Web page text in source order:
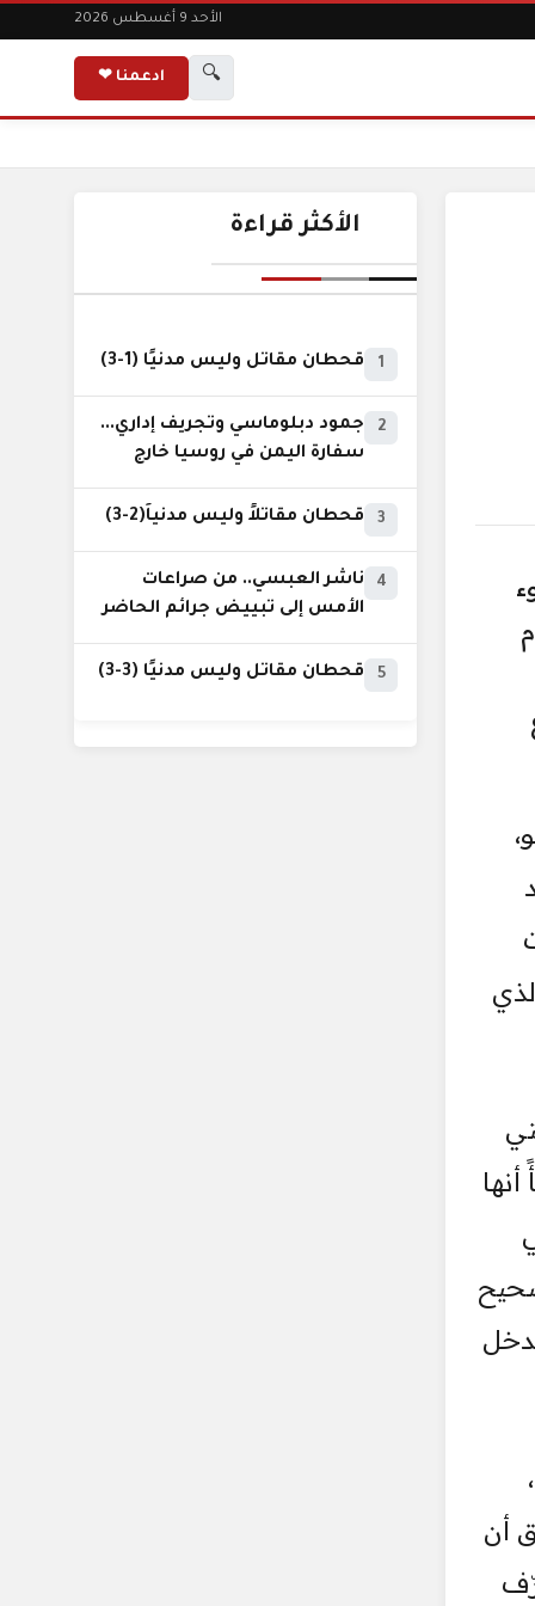
الأحد 9 أغسطس 2026
🔍 ادعمنا ❤
أن
الأكثر قراءة
1 قحطان مقاتل وليس مدنيًا (1-3)
2
جمود دبلوماسي وتجريف إداري...
سفارة اليمن في روسيا خارج
3 قحطان مقاتلاً وليس مدنياً(2-3)
4
ناشر العبسي.. من صراعات
الأمس إلى تبييض جرائم الحاضر
5 قحطان مقاتل وليس مدنيًا (3-3)